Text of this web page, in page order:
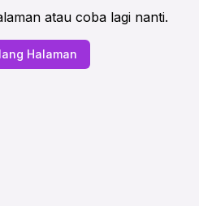
atau coba lagi nanti.
Halaman